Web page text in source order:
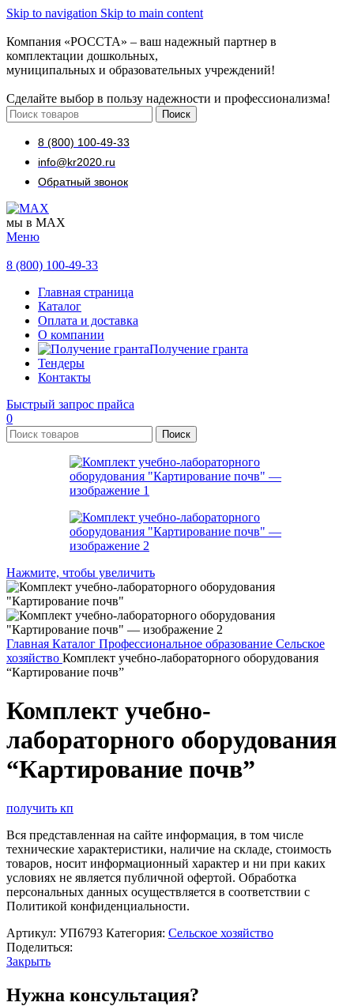
Skip to navigation Skip to main content
Компания «РОССТА» – ваш надежный партнер в
комплектации дошкольных,
муниципальных и образовательных учреждений!
Сделайте выбор в пользу надежности и профессионализма!
Поиск
8 (800) 100-49-33
info@kr2020.ru
Обратный звонок
мы в MAX
Меню
8 (800) 100-49-33
Главная страница
Каталог
Оплата и доставка
О компании
Получение гранта
Тендеры
Контакты
Быстрый запрос прайса
0
Поиск
Нажмите, чтобы увеличить
Главная Каталог Профессиональное образование Сельское
хозяйство Комплект учебно-лабораторного оборудования
“Картирование почв”
Комплект учебно-
лабораторного оборудования
“Картирование почв”
получить кп
Вся представленная на сайте информация, в том числе
технические характеристики, наличие на складе, стоимость
товаров, носит информационный характер и ни при каких
условиях не является публичной офертой. Обработка
персональных данных осуществляется в соответствии с
Политикой конфиденциальности.
Артикул: УП6793 Категория: Сельское хозяйство
Поделиться:
Закрыть
Нужна консультация?